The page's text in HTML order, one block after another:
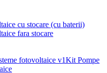
cu stocare (cu baterii)
fara stocare
Kit Pompe